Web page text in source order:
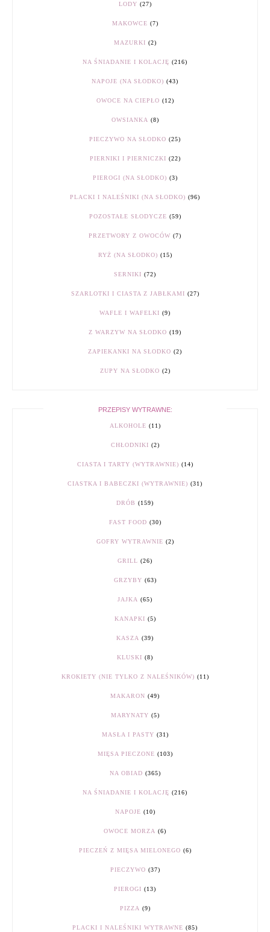
LODY (27)
MAKOWCE (7)
MAZURKI (2)
NA ŚNIADANIE I KOLACJĘ (216)
NAPOJE (NA SŁODKO) (43)
OWOCE NA CIEPŁO (12)
OWSIANKA (8)
PIECZYWO NA SŁODKO (25)
PIERNIKI I PIERNICZKI (22)
PIEROGI (NA SŁODKO) (3)
PLACKI I NALEŚNIKI (NA SŁODKO) (96)
POZOSTAŁE SŁODYCZE (59)
PRZETWORY Z OWOCÓW (7)
RYŻ (NA SŁODKO) (15)
SERNIKI (72)
SZARLOTKI I CIASTA Z JABŁKAMI (27)
WAFLE I WAFELKI (9)
Z WARZYW NA SŁODKO (19)
ZAPIEKANKI NA SŁODKO (2)
ZUPY NA SŁODKO (2)
PRZEPISY WYTRAWNE:
ALKOHOLE (11)
CHŁODNIKI (2)
CIASTA I TARTY (WYTRAWNIE) (14)
CIASTKA I BABECZKI (WYTRAWNIE) (31)
DRÓB (159)
FAST FOOD (30)
GOFRY WYTRAWNIE (2)
GRILL (26)
GRZYBY (63)
JAJKA (65)
KANAPKI (5)
KASZA (39)
KLUSKI (8)
KROKIETY (NIE TYLKO Z NALEŚNIKÓW) (11)
MAKARON (49)
MARYNATY (5)
MASŁA I PASTY (31)
MIĘSA PIECZONE (103)
NA OBIAD (365)
NA ŚNIADANIE I KOLACJĘ (216)
NAPOJE (10)
OWOCE MORZA (6)
PIECZEŃ Z MIĘSA MIELONEGO (6)
PIECZYWO (37)
PIEROGI (13)
PIZZA (9)
PLACKI I NALEŚNIKI WYTRAWNE (85)